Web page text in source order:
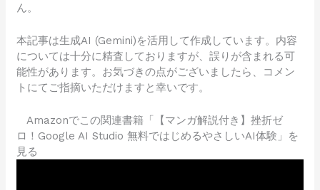
ん。
本記事は生成AI (Gemini)を活用して作成しています。内容
については十分に精査しておりますが、誤りが含まれる可
能性があります。お気づきの点がございましたら、コメン
トにてご指摘いただけますと幸いです。
Amazonでこの関連書籍「【マンガ解説付き】挫折ゼ
ロ！Google AI Studio 無料ではじめるやさしいAI体験」を
見る